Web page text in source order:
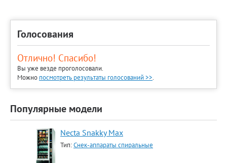
Голосования
Отлично! Спасибо!
Вы уже везде проголосовали.
Можно посмотреть результаты голосований >>.
Популярные модели
Necta Snakky Max
Тип:Снек-аппараты спиральные